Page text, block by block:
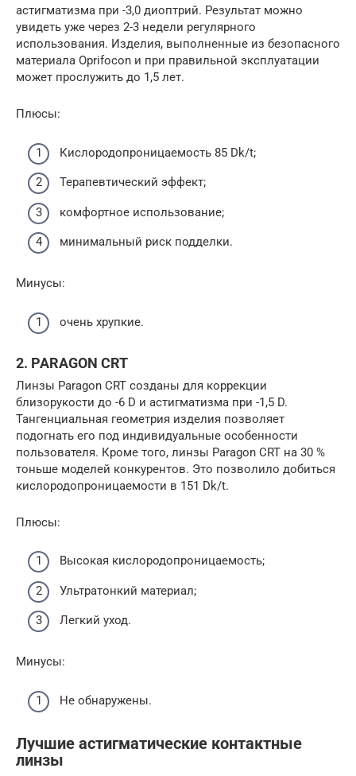
астигматизма при -3,0 диоптрий. Результат можно
увидеть уже через 2-3 недели регулярного
использования. Изделия, выполненные из безопасного
материала Oprifocon и при правильной эксплуатации
может прослужить до 1,5 лет.
Плюсы:
Кислородопроницаемость 85 Dk/t;
Терапевтический эффект;
комфортное использование;
минимальный риск подделки.
Минусы:
очень хрупкие.
2. PARAGON CRT
Линзы Paragon CRT созданы для коррекции
близорукости до -6 D и астигматизма при -1,5 D.
Тангенциальная геометрия изделия позволяет
подогнать его под индивидуальные особенности
пользователя. Кроме того, линзы Paragon CRT на 30 %
тоньше моделей конкурентов. Это позволило добиться
кислородопроницаемости в 151 Dk/t.
Плюсы:
Высокая кислородопроницаемость;
Ультратонкий материал;
Легкий уход.
Минусы:
Не обнаружены.
Лучшие астигматические контактные
линзы